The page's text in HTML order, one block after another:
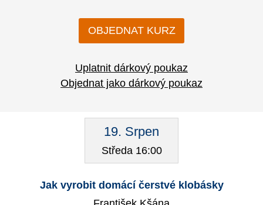
OBJEDNAT KURZ
Uplatnit dárkový poukaz
Objednat jako dárkový poukaz
19. Srpen
Středa 16:00
Jak vyrobit domácí čerstvé klobásky